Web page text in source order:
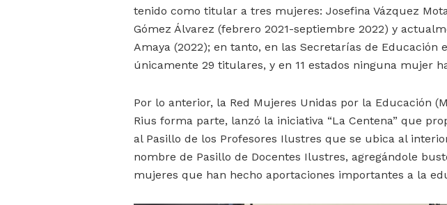
tenido como titular a tres mujeres: Josefina Vázquez
Gómez Álvarez (febrero 2021-septiembre 2022) y
Amaya (2022); en tanto, en las Secretarías de Educación
únicamente 29 titulares, y en 11 estados ninguna mujer
Por lo anterior, la Red Mujeres Unidas por la Educación
Rius forma parte, lanzó la iniciativa “La Centena” que
al Pasillo de los Profesores Ilustres que se ubica al
nombre de Pasillo de Docentes Ilustres, agregándole
mujeres que han hecho aportaciones importantes a la